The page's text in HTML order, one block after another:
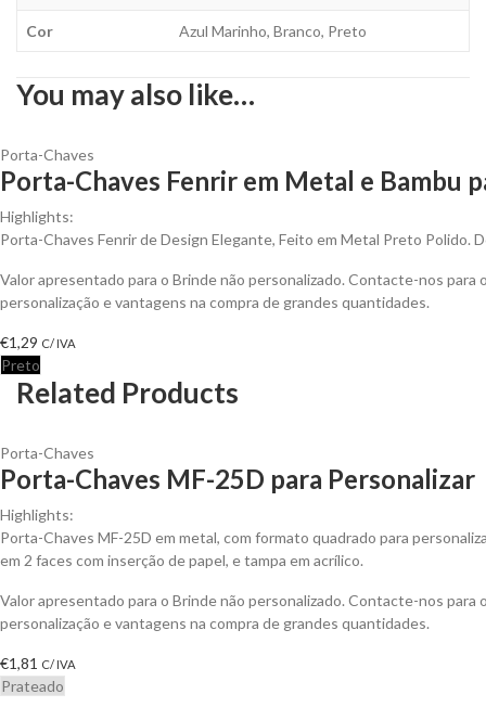
Cor Azul Marinho, Branco, Preto
You may also like…
Porta-Chaves
Porta-Chaves Fenrir em Metal e Bambu
Highlights:
Porta-Chaves Fenrir de Design Elegante, Feito em Metal Preto Polido.
Valor apresentado para o Brinde não personalizado. Contacte-nos para
personalização e vantagens na compra de grandes quantidades.
€1,29 C/ IVA
Preto
Related Products
Porta-Chaves
Porta-Chaves MF-25D para Personalizar
Highlights:
Porta-Chaves MF-25D em metal, com formato quadrado para
em 2 faces com inserção de papel, e tampa em acrílico.
Valor apresentado para o Brinde não personalizado. Contacte-nos para
personalização e vantagens na compra de grandes quantidades.
€1,81 C/ IVA
Prateado